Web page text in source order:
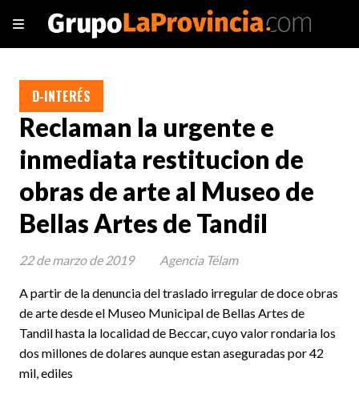
Reclaman la urgente e
inmediata restitucion de
obras de arte al Museo de
Bellas Artes de Tandil
A partir de la denuncia del traslado irregular de doce obras
de arte desde el Museo Municipal de Bellas Artes de
Tandil hasta la localidad de Beccar, cuyo valor rondaria los
dos millones de dolares aunque estan aseguradas por 42
mil, ediles
D-INTERÉS
22 de marzo de 2019 Agencia Télam